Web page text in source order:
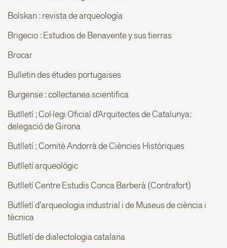
Bolskan : revista de arqueología
Brigecio : Estudios de Benavente y sus tierras
Brocar
Bulletin des études portugaises
Burgense : collectanea scientifica
Butlletí ; Col·legi Oficial d'Arquitectes de Catalunya:
delegació de Girona
Butlletí ; Comitè Andorrà de Ciències Històriques
Butlletí arqueològic
Butlletí Centre Estudis Conca Barberà (Contrafort)
Butlletí d'arqueologia industrial i de Museus de ciència i
tècnica
Butlletí de dialectologia catalana